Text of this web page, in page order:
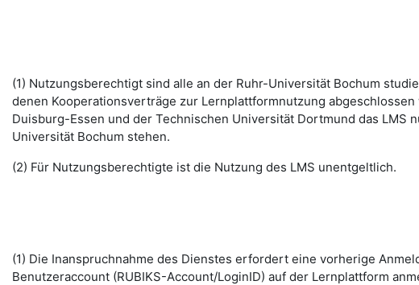
(1) Nutzungsberechtigt sind alle an der Ruhr-Universität Bochum
denen Kooperationsverträge zur Lernplattformnutzung
Duisburg-Essen und der Technischen Universität Dortmund das
Universität Bochum stehen.
(2) Für Nutzungsberechtigte ist die Nutzung des LMS unentgeltlich.
(1) Die Inanspruchnahme des Dienstes erfordert eine vorherige
Benutzeraccount (RUBIKS-Account/LoginID) auf der Lernplattform